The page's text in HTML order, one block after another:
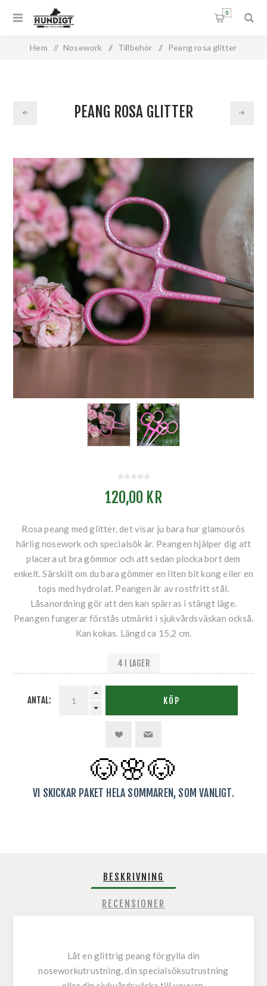
0
Hem / Nosework / Tillbehör / Peang rosa glitter
PEANG ROSA GLITTER
120,00 KR
Rosa peang med glitter, det visar ju bara hur glamourös
härlig nosework och specialsök är. Peangen hjälper dig att
placera ut bra gömmor och att sedan plocka bort dem
enkelt. Särskilt om du bara gömmer en liten bit kong eller en
tops med hydrolat. Peangen är av rostfritt stål.
Låsanordning gör att den kan spärras i stängt läge.
Peangen fungerar förstås utmärkt i sjukvårdsväskan också.
Kan kokas. Längd ca 15,2 cm.
4 I LAGER
ANTAL: KÖP
🐶🌸🐶
VI SKICKAR PAKET HELA SOMMAREN, SOM VANLIGT.
BESKRIVNING
RECENSIONER
Låt en glittrig peang förgylla din
noseworkutrustning, din specialsöksutrustning